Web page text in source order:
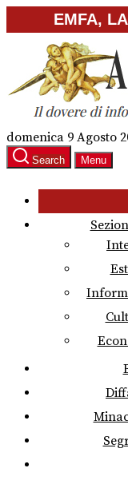
to
content
EMFA,
domenica 9 Agosto
Search Menu